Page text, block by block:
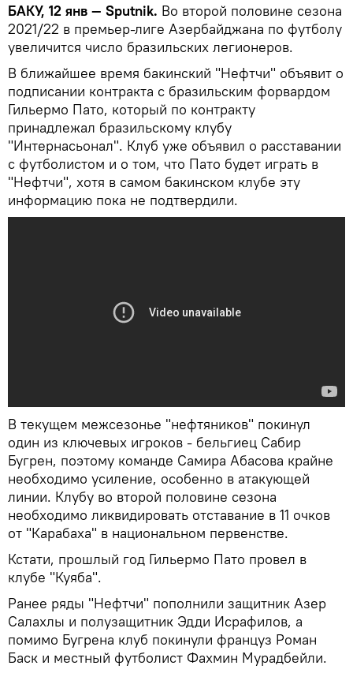
БАКУ, 12 янв — Sputnik. Во второй половине сезона
2021/22 в премьер-лиге Азербайджана по футболу
увеличится число бразильских легионеров.
В ближайшее время бакинский "Нефтчи" объявит о
подписании контракта с бразильским форвардом
Гильермо Пато, который по контракту
принадлежал бразильскому клубу
"Интернасьонал". Клуб уже объявил о расставании
с футболистом и о том, что Пато будет играть в
"Нефтчи", хотя в самом бакинском клубе эту
информацию пока не подтвердили.
В текущем межсезонье "нефтяников" покинул
один из ключевых игроков - бельгиец Сабир
Бугрен, поэтому команде Самира Абасова крайне
необходимо усиление, особенно в атакующей
линии. Клубу во второй половине сезона
необходимо ликвидировать отставание в 11 очков
от "Карабаха" в национальном первенстве.
Кстати, прошлый год Гильермо Пато провел в
клубе "Куяба".
Ранее ряды "Нефтчи" пополнили защитник Азер
Салахлы и полузащитник Эдди Исрафилов, а
помимо Бугрена клуб покинули француз Роман
Баск и местный футболист Фахмин Мурадбейли.